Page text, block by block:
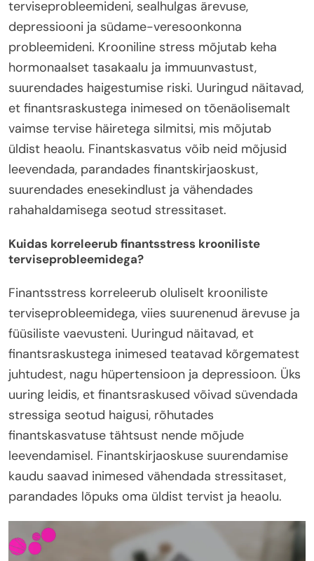
terviseprobleemideni, sealhulgas ärevuse,
depressiooni ja südame-veresoonkonna
probleemideni. Krooniline stress mõjutab keha
hormonaalset tasakaalu ja immuunvastust,
suurendades haigestumise riski. Uuringud näitavad,
et finantsraskustega inimesed on tõenäolisemalt
vaimse tervise häiretega silmitsi, mis mõjutab
üldist heaolu. Finantskasvatus võib neid mõjusid
leevendada, parandades finantskirjaoskust,
suurendades enesekindlust ja vähendades
rahahaldamisega seotud stressitaset.
Kuidas korreleerub finantsstress krooniliste
terviseprobleemidega?
Finantsstress korreleerub oluliselt krooniliste
terviseprobleemidega, viies suurenenud ärevuse ja
füüsiliste vaevusteni. Uuringud näitavad, et
finantsraskustega inimesed teatavad kõrgematest
juhtudest, nagu hüpertensioon ja depressioon. Üks
uuring leidis, et finantsraskused võivad süvendada
stressiga seotud haigusi, rõhutades
finantskasvatuse tähtsust nende mõjude
leevendamisel. Finantskirjaoskuse suurendamise
kaudu saavad inimesed vähendada stressitaset,
parandades lõpuks oma üldist tervist ja heaolu.